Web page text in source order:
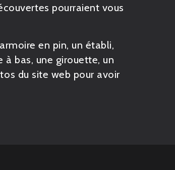
pourraient vous
en pin, un établi,
bas, une girouette, un
du site web pour avoir